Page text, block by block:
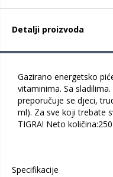
Detalji proizvoda
Gazirano energetsko
vitaminima. Sa
preporučuje se djeci,
ml). Za sve koji trebate
TIGRA! Neto
Specifikacije